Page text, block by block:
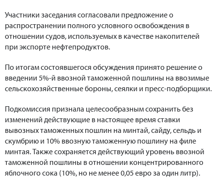
Участники заседания согласовали предложение о
распространении полного условного освобождения в
отношении судов, используемых в качестве накопителей
при экспорте нефтепродуктов.
По итогам состоявшегося обсуждения принято решение о
введении 5%-й ввозной таможенной пошлины на ввозимые
сельскохозяйственные бороны, сеялки и пресс-подборщики.
Подкомиссия признала целесообразным сохранить без
изменений действующие в настоящее время ставки
вывозных таможенных пошлин на минтай, сайду, сельдь и
скумбрию и 10% ввозную таможенную пошлину на филе
минтая. Также сохраняется действующий уровень ввозной
таможенной пошлины в отношении концентрированного
яблочного сока (10%, но не менее 0,05 евро за один литр).